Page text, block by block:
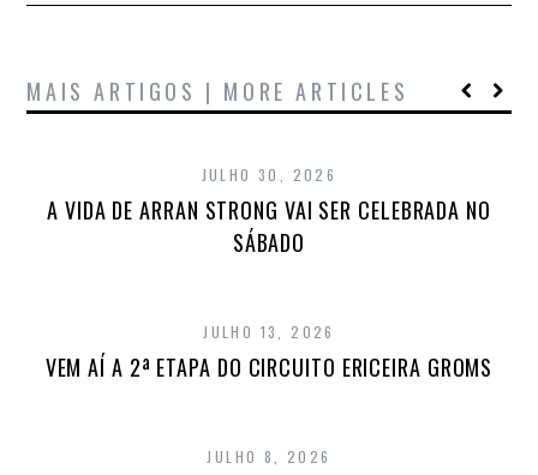
MAIS ARTIGOS | MORE ARTICLES
JULHO 30, 2026
A VIDA DE ARRAN STRONG VAI SER CELEBRADA NO
SÁBADO
JULHO 13, 2026
VEM AÍ A 2ª ETAPA DO CIRCUITO ERICEIRA GROMS
JULHO 8, 2026